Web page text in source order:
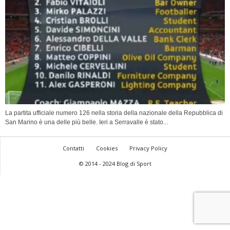
La partita ufficiale numero 126 nella storia della nazionale della Repubblica di
San Marino è una delle più belle. Ieri a Serravalle è stato...
Contatti Cookies
Privacy Policy
© 2014 - 2024 Blog di Sport